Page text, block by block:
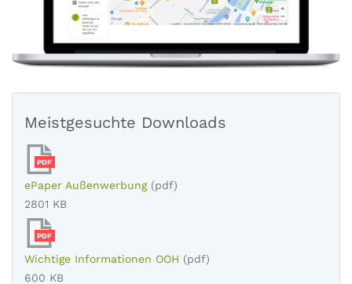
Meistgesuchte Downloads
PDF
ePaper Außenwerbung (pdf)
2801 KB
PDF
Wichtige Informationen OOH (pdf)
600 KB